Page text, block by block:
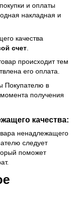
и оплаты
накладная и
качества
счет
происходит тем
его оплата.
Покупателю в
получения
качества:
ненадлежащего
следует
поможет